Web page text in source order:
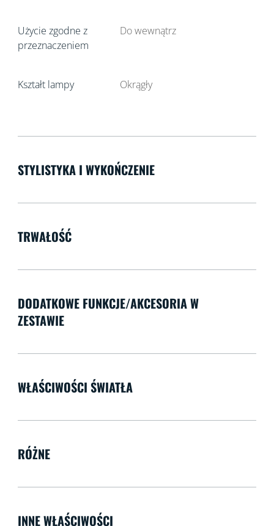
Użycie zgodne z
przeznaczeniem
Do wewnątrz
Kształt lampy Okrągły
STYLISTYKA I WYKOŃCZENIE
TRWAŁOŚĆ
DODATKOWE FUNKCJE/AKCESORIA W
ZESTAWIE
WŁAŚCIWOŚCI ŚWIATŁA
RÓŻNE
INNE WŁAŚCIWOŚCI